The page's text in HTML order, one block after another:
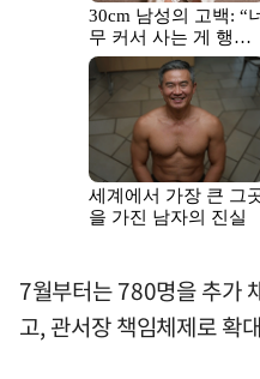
7월부터는 780명을 추가
고, 관서장 책임체제로 확